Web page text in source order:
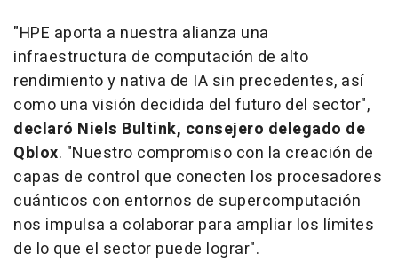
"HPE aporta a nuestra alianza una
infraestructura de computación de alto
rendimiento y nativa de IA sin precedentes, así
como una visión decidida del futuro del sector",
declaró Niels Bultink, consejero delegado de
Qblox. "Nuestro compromiso con la creación de
capas de control que conecten los procesadores
cuánticos con entornos de supercomputación
nos impulsa a colaborar para ampliar los límites
de lo que el sector puede lograr".